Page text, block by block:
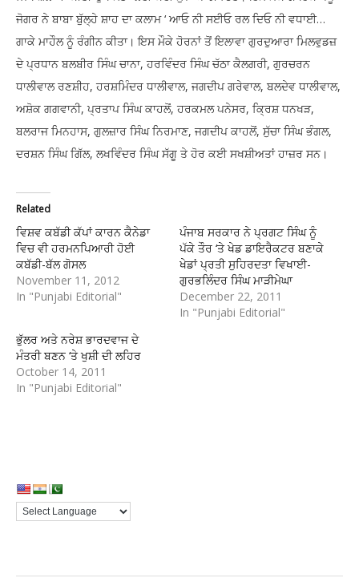
ਜੋਗਰ ਨੇ ਬਾਬਾ ਬੁੱਲ੍ਹੇ ਸ਼ਾਹ ਦਾ ਕਲਾਮ ‘ ਆਓ ਨੀ ਸਈਓ ਰਲ ਦਿਓ ਨੀ ਵਧਾਈ…
ਗਾਕੇ ਮਾਹੌਲ ਨੂੰ ਰੰਗੀਨ ਕੀਤਾ। ਇਸ ਮੌਕੇ ਹੋਰਨਾਂ ਤੋਂ ਇਲਾਵਾ ਗੁਰਦੁਆਰਾ ਮਿਲਵੁਡਜ਼
ਦੇ ਪ੍ਰਧਾਨ ਬਲਬੀਰ ਸਿੰਘ ਚਾਨਾ, ਹਰਵਿੰਦਰ ਸਿੰਘ ਚੱਠਾ ਕੈਲਗਰੀ, ਗੁਰਚਰਨ
ਧਾਲੀਵਾਲ ਰਣਸ਼ੀਹ, ਹਰਸ਼ਮਿੰਦਰ ਧਾਲੀਵਾਲ, ਜਗਦੀਪ ਗਰੇਵਾਲ, ਬਲਦੇਵ ਧਾਲੀਵਾਲ,
ਅਸ਼ੋਕ ਗਗਵਾਨੀ, ਪ੍ਰਤਾਪ ਸਿੰਘ ਕਾਹਲੋਂ, ਹਰਕਮਲ ਪਨੇਸਰ, ਕ੍ਰਿਸ਼ ਧਨਖੜ,
ਬਲਰਾਜ ਮਿਨਹਾਸ, ਗੁਲਜ਼ਾਰ ਸਿੰਘ ਨਿਰਮਾਣ, ਜਗਦੀਪ ਕਾਹਲੋਂ, ਸੁੱਚਾ ਸਿੰਘ ਭੰਗਲ,
ਦਰਸ਼ਨ ਸਿੰਘ ਗਿੱਲ, ਲਖਵਿੰਦਰ ਸਿੰਘ ਸੱਗੂ ਤੇ ਹੋਰ ਕਈ ਸਖਸ਼ੀਅਤਾਂ ਹਾਜ਼ਰ ਸਨ।
Related
ਵਿਸ਼ਵ ਕਬੱਡੀ ਕੱਪਾਂ ਕਾਰਨ ਕੈਨੇਡਾ
ਵਿਚ ਵੀ ਹਰਮਨਪਿਆਰੀ ਹੋਈ
ਕਬੱਡੀ-ਬੱਲ ਗੋਸਲ
November 11, 2012
In "Punjabi Editorial"
ਪੰਜਾਬ ਸਰਕਾਰ ਨੇ ਪ੍ਰਗਟ ਸਿੰਘ ਨੂੰ
ਪੱਕੇ ਤੌਰ ‘ਤੇ ਖੇਡ ਡਾਇਰੈਕਟਰ ਬਣਾਕੇ
ਖੇਡਾਂ ਪ੍ਰਤੀ ਸੁਹਿਰਦਤਾ ਵਿਖਾਈ-
ਗੁਰਭਲਿੰਦਰ ਸਿੰਘ ਮਾੜੀਮੇਘਾ
December 22, 2011
In "Punjabi Editorial"
ਭੁੱਲਰ ਅਤੇ ਨਰੇਸ਼ ਭਾਰਦਵਾਜ ਦੇ
ਮੰਤਰੀ ਬਣਨ ‘ਤੇ ਖੁਸ਼ੀ ਦੀ ਲਹਿਰ
October 14, 2011
In "Punjabi Editorial"